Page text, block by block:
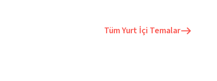
TümYurt İçi Temalar